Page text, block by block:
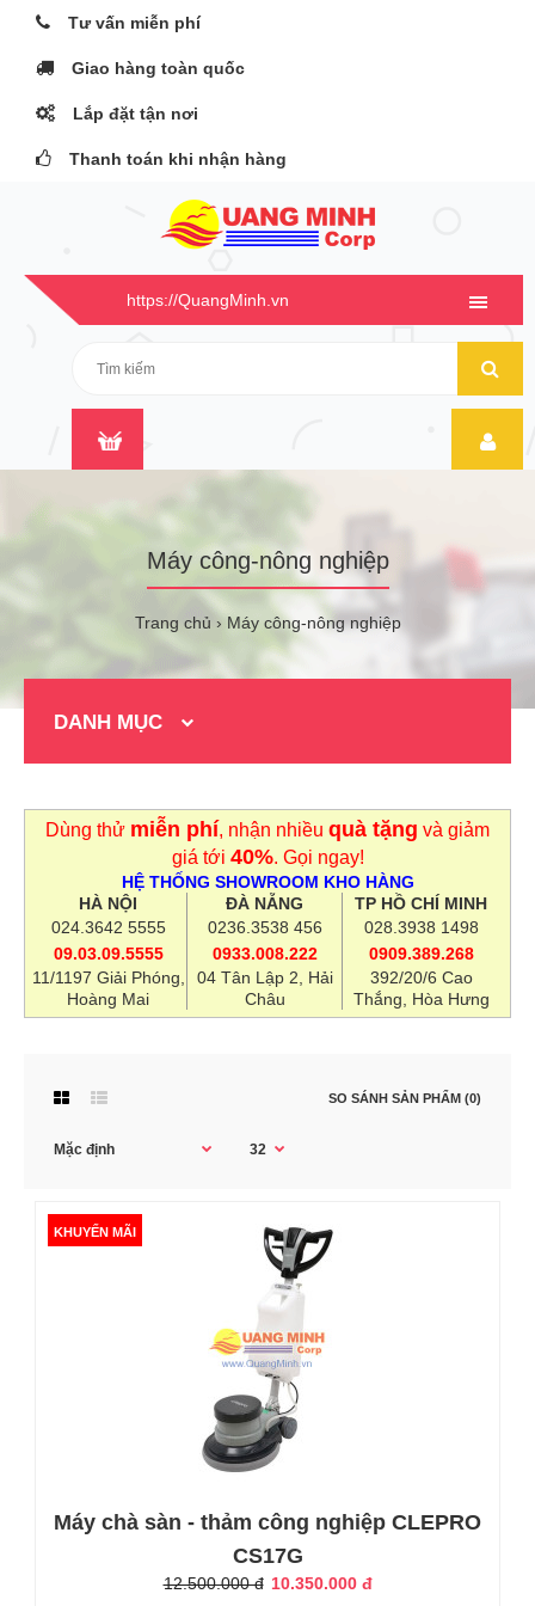
Tư vấn miễn phí
Giao hàng toàn quốc
Lắp đặt tận nơi
Thanh toán khi nhận hàng
https://QuangMinh.vn
Máy công-nông nghiệp
Trang chủ Máy công-nông nghiệp
DANH MỤC
Dùng thử miễn phí, nhận nhiều quà tặng và giảm
giá tới 40%. Gọi ngay!
HỆ THỐNG SHOWROOM KHO HÀNG
HÀ NỘI
024.3642 5555
09.03.09.5555
11/1197 Giải Phóng,
Hoàng Mai
ĐÀ NẴNG
0236.3538 456
0933.008.222
04 Tân Lập 2, Hải
Châu
TP HỒ CHÍ MINH
028.3938 1498
0909.389.268
392/20/6 Cao
Thắng, Hòa Hưng
SO SÁNH SẢN PHẨM (0)
KHUYẾN MÃI
Máy chà sàn - thảm công nghiệp CLEPRO CS17G
12.500.000 đ 10.350.000 đ
KHUYẾN MÃI
Máy chà sàn - thảm công nghiệp CLEPRO
CS17G
12.500.000 đ 10.350.000 đ